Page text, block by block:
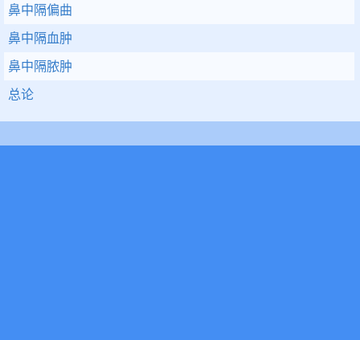
鼻中隔偏曲
鼻中隔血肿
鼻中隔脓肿
总论